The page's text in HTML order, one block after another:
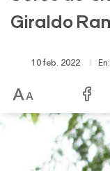
Giraldo
10 feb. 2022 En: